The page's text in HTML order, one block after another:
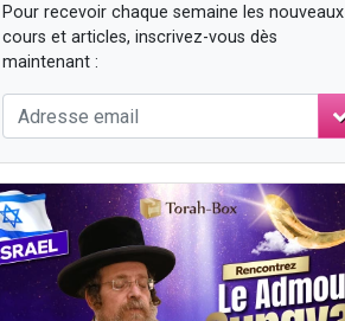
Pour recevoir chaque semaine les nouveaux
cours et articles, inscrivez-vous dès
maintenant :